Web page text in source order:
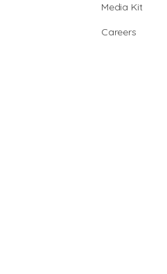
Media Kit
Careers